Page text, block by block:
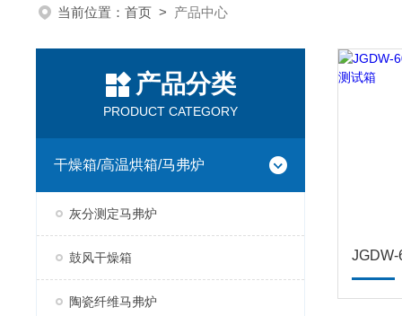
当前位置： 首页 > 产品中心
产品分类
PRODUCT CATEGORY
干燥箱/高温烘箱/马弗炉
灰分测定马弗炉
鼓风干燥箱
陶瓷纤维马弗炉